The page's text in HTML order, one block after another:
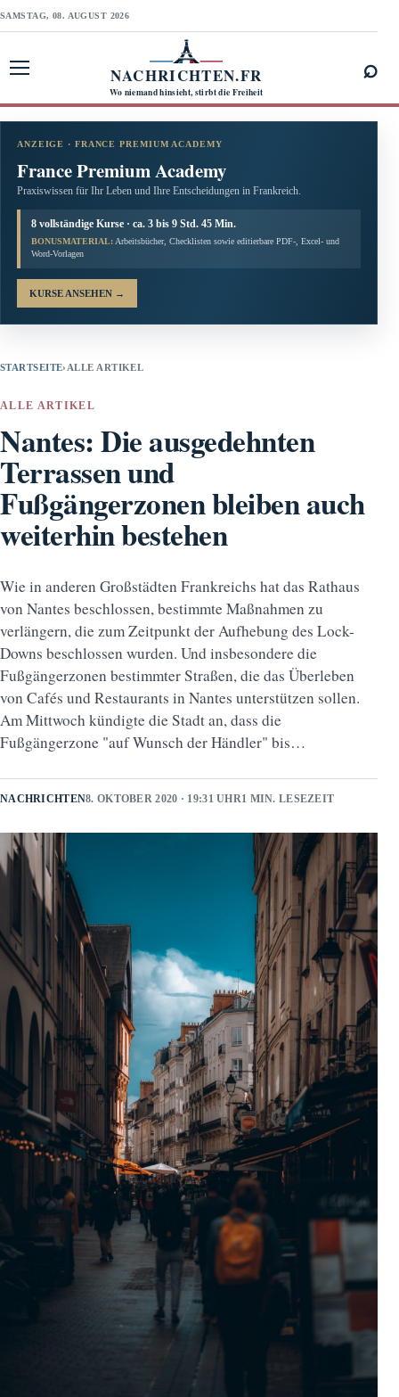
SAMSTAG, 08. AUGUST 2026
NACHRICHTEN.FR
Wo niemand hinsieht, stirbt die Freiheit
⌕
ANZEIGE · FRANCE PREMIUM ACADEMY
France Premium Academy
Praxiswissen für Ihr Leben und Ihre Entscheidungen in Frankreich.
8 vollständige Kurse · ca. 3 bis 9 Std. 45 Min.
BONUSMATERIAL: Arbeitsbücher, Checklisten sowie editierbare PDF-, Excel- und
Word-Vorlagen
KURSE ANSEHEN →
STARTSEITE› ALLE ARTIKEL
ALLE ARTIKEL
Nantes: Die ausgedehnten
Terrassen und
Fußgängerzonen bleiben auch
weiterhin bestehen
Wie in anderen Großstädten Frankreichs hat das Rathaus
von Nantes beschlossen, bestimmte Maßnahmen zu
verlängern, die zum Zeitpunkt der Aufhebung des Lock-
Downs beschlossen wurden. Und insbesondere die
Fußgängerzonen bestimmter Straßen, die das Überleben
von Cafés und Restaurants in Nantes unterstützen sollen.
Am Mittwoch kündigte die Stadt an, dass die
Fußgängerzone "auf Wunsch der Händler" bis…
NACHRICHTEN8. OKTOBER 2020 · 19:31 UHR1 MIN. LESEZEIT